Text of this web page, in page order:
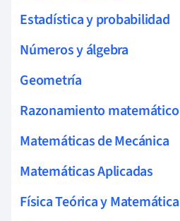
Estadística y probabilidad
Números y álgebra
Geometría
Razonamiento matemático
Matemáticas de Mecánica
Matemáticas Aplicadas
Física Teórica y Matemática